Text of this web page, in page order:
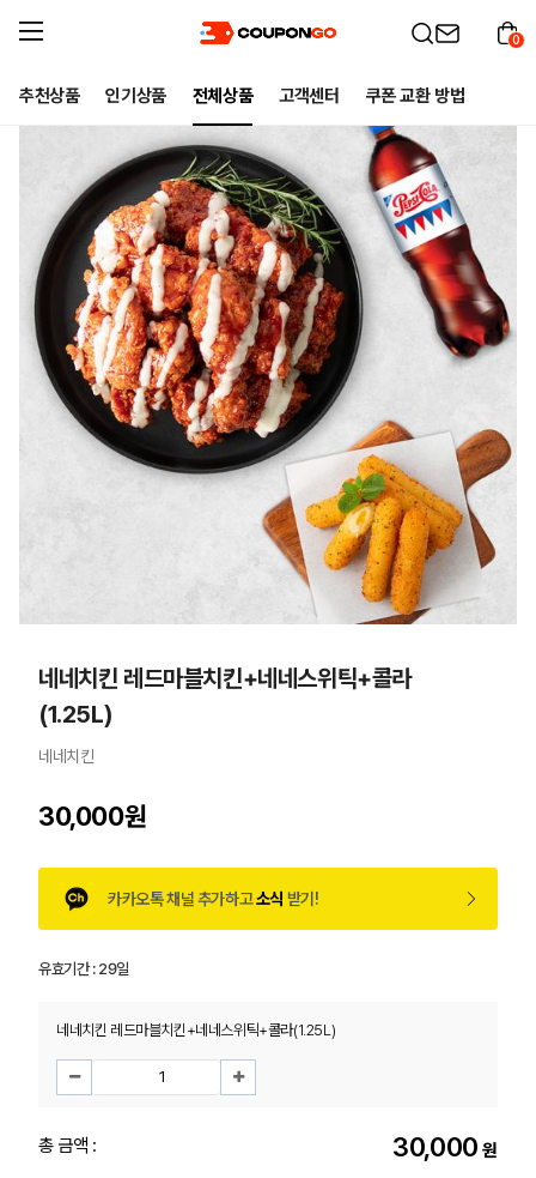
추천상품 인기상품 전체상품 고객센터 쿠폰 교환 방법
0
네네치킨 레드마블치킨+네네스위틱+콜라
(1.25L)
네네치킨
30,000원
카카오톡 채널 추가하고소식 받기!
유효기간 :29일
네네치킨 레드마블치킨+네네스위틱+콜라(1.25L)
총 금액 : 30,000 원